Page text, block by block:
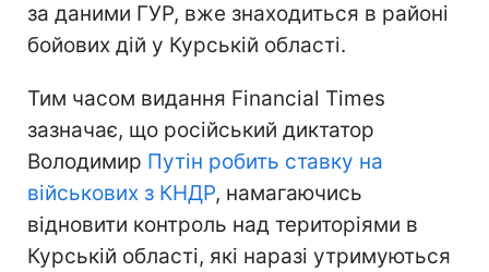
за даними ГУР, вже знаходиться в районі
бойових дій у Курській області.
Тим часом видання Financial Times
зазначає, що російський диктатор
Володимир Путін робить ставку на
військових з КНДР, намагаючись
відновити контроль над територіями в
Курській області, які наразі утримуються